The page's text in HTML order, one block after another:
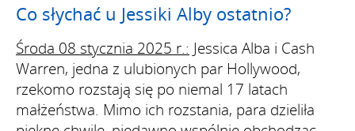
Co słychać u Jessiki Alby ostatnio?
Środa 08 stycznia 2025 r.: Jessica Alba i Cash
Warren, jedna z ulubionych par Hollywood,
rzekomo rozstają się po niemal 17 latach
małżeństwa. Mimo ich rozstania, para dzieliła